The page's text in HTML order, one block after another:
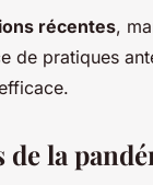
récentes,
de pratiques
de la